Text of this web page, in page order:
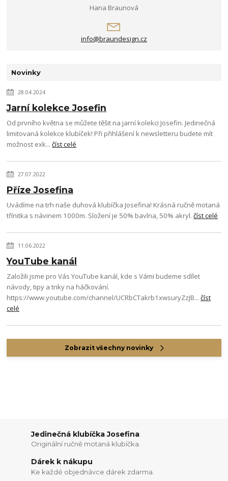
Hana Braunová
info@braundesign.cz
Novinky
28.04.2024
Jarní kolekce Josefin
Od prvního května se můžete těšit na jarní kolekci Josefin. Jedinečná
limitovaná kolekce klubíček! Při přihlášení k newsletteru budete mít
možnost exk...číst celé
27.07.2022
Příze Josefina
Uvádíme na trh naše duhová klubíčka Josefina! Krásná ručně motaná
třínitka s návinem 1000m. Složení je 50% bavlna, 50% akryl.číst celé
11.06.2022
YouTube kanál
Založili jsme pro Vás YouTube kanál, kde s Vámi budeme sdílet
návody, tipy a triky na háčkování.
https://www.youtube.com/channel/UCRbCTakrb1xwsuryZzJB...číst
celé
Zobrazit všechny novinky
Jedinečná klubíčka Josefina
Originální ručně motaná klubíčka.
Dárek k nákupu
Ke každé objednávce dárek zdarma.